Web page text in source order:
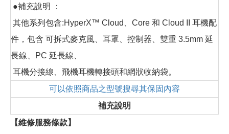
●補充說明 ：
其他系列包含:HyperX™ Cloud、Core 和 Cloud II 耳機配
件，包含 可拆式麥克風、耳罩、控制器、雙重 3.5mm 延
長線、PC 延長線、
耳機分接線、飛機耳機轉接頭和網狀收納袋。
可以依照商品之型號搜尋其保固內容
補充說明
【維修服務條款】